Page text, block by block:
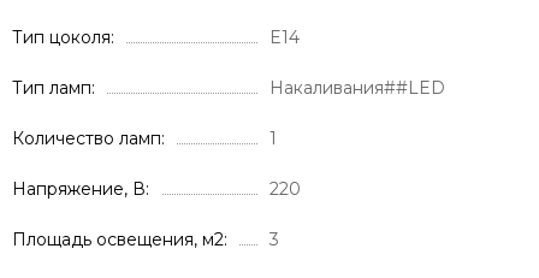
Тип цоколя E14
Тип ламп Накаливания##LED
Количество ламп 1
Напряжение, В 220
Площадь освещения, м2 3